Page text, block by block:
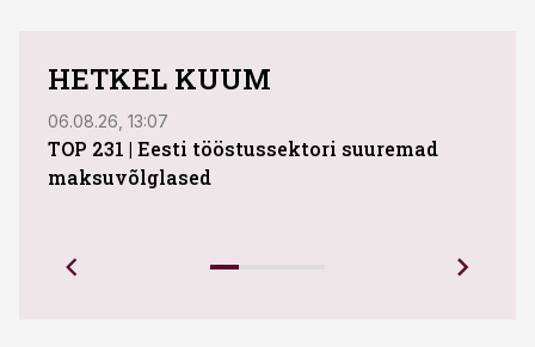
HETKEL KUUM
06.08.26, 13:07
TOP 231 | Eesti tööstussektori suuremad
maksuvõlglased